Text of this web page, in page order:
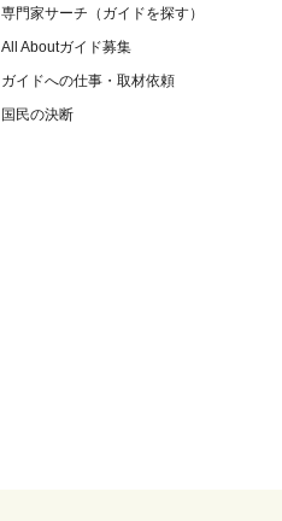
専門家サーチ（ガイドを探す）
All Aboutガイド募集
ガイドへの仕事・取材依頼
国民の決断